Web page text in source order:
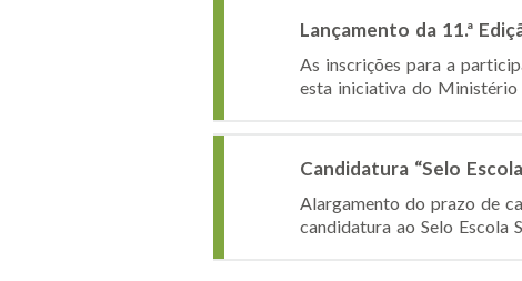
Lançamento da 11.ª
As inscrições para a
esta iniciativa do Ministério
Candidatura “Selo
Alargamento do prazo de
candidatura ao Selo Escola